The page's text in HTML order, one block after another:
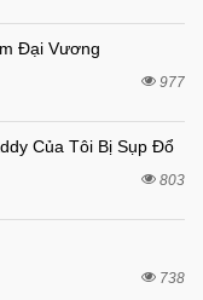
Đại Vương
977
Của Tôi Bị Sụp Đổ
803
738